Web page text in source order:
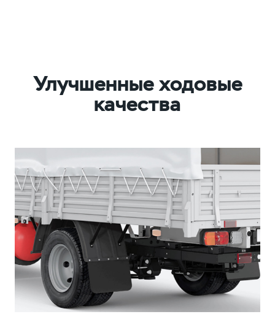
Улучшенные ходовые
качества